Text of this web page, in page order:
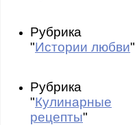
Рубрика
"Истории любви"
Рубрика
"Кулинарные
рецепты"